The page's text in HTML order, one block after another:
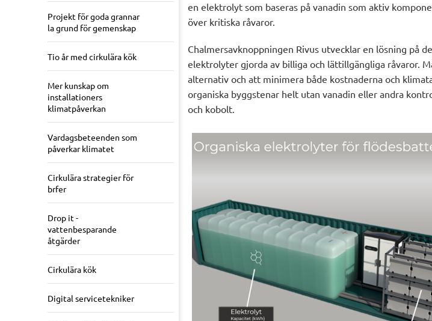
Projekt för goda grannar
la grund för gemenskap
Tio år med cirkulära kök
Mer kunskap om
installationers
klimatpåverkan
Vardagsbeteenden som
påverkar klimatet
Cirkulära strategier för
brfer
Drop it -
vattenbesparande
åtgärder
Cirkulära kök
Digital servicetekniker
en elektrolyt som baseras på vanadin som aktiv
över kritiska råvaror.
Chalmersavknoppningen Rivus utvecklar en lösning på
elektrolyter gjorda av billiga och lättillgängliga råvaror.
alternativ och att minimera både kostnaderna och
organiska byggstenar helt utan vanadin eller andra
och kobolt.